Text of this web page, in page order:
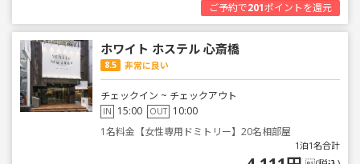
ご予約で201ポイントを還元
ホワイト ホステル 心斎橋
8.5 非常に良い
チェックイン ~ チェックアウト
IN 15:00 OUT 10:00
1名料金【女性専用ドミトリー】20名相部屋
1泊1名合計